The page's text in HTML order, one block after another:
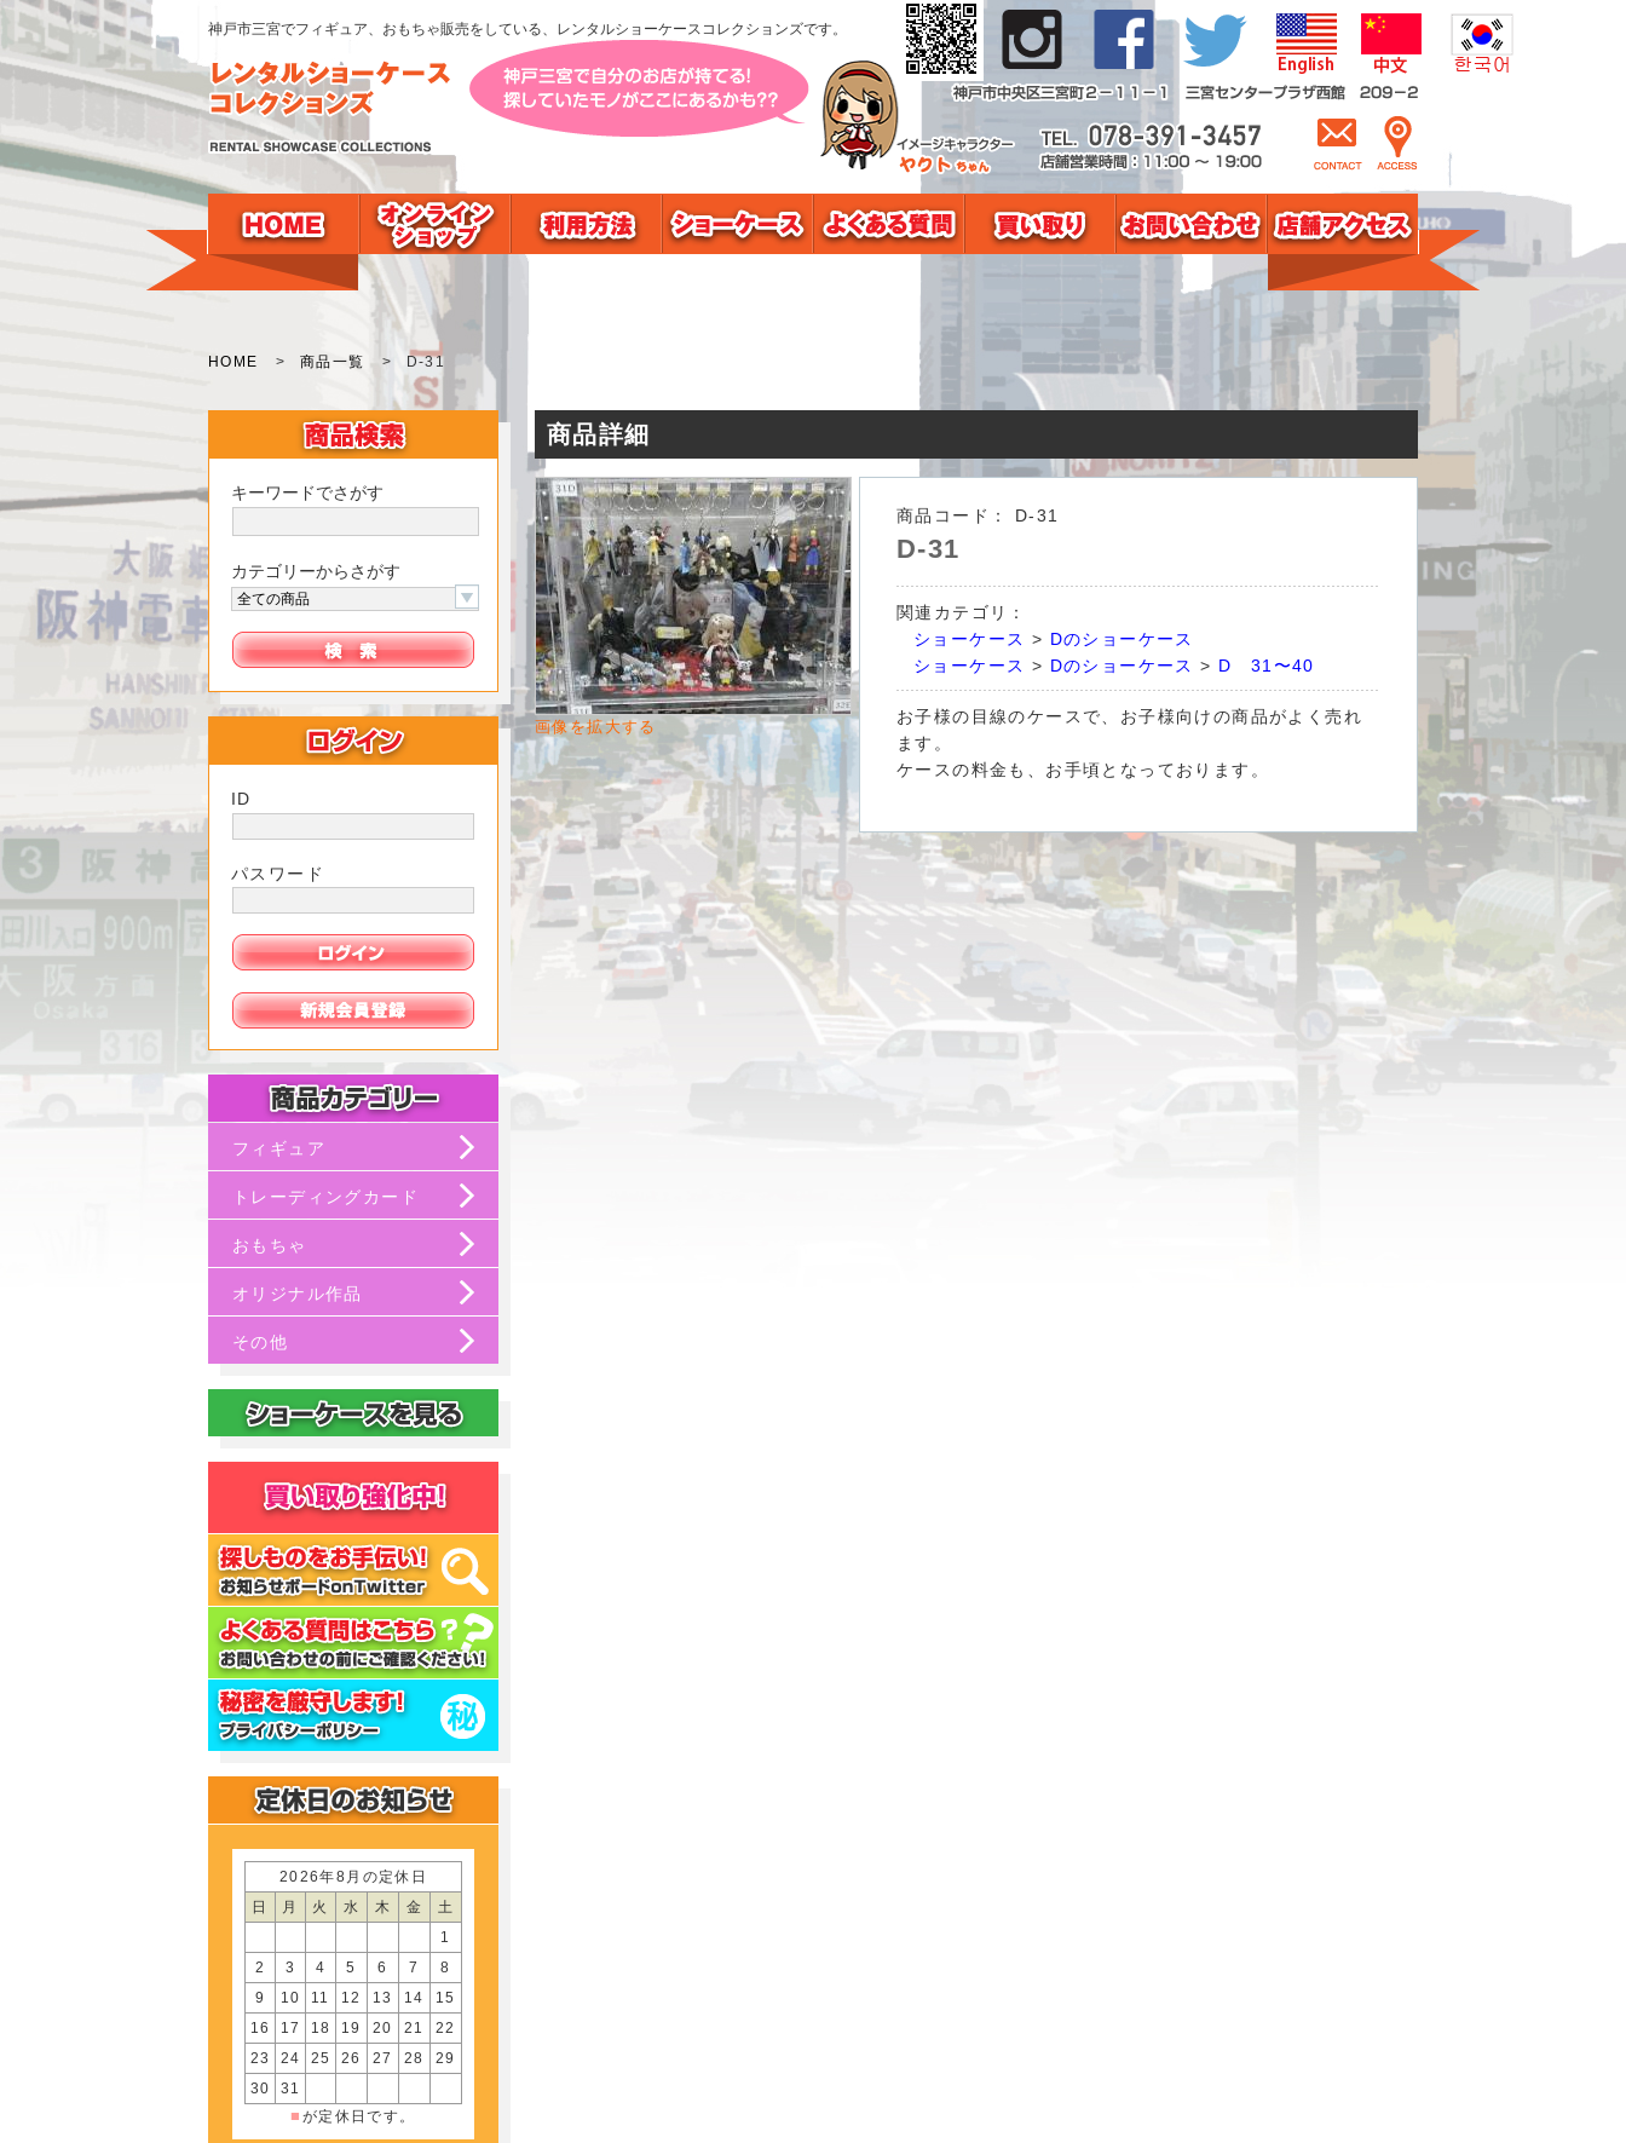
神戸市三宮でフィギュア、おもちゃ販売をしている、レンタルショーケースコレクションズです。
HOME > 商品一覧 > D-31
商品詳細
画像を拡大する
商品コード： D-31
D-31
関連カテゴリ：
ショーケース > Dのショーケース
ショーケース > Dのショーケース > D 31〜40
お子様の目線のケースで、お子様向けの商品がよく売れ
ます。
ケースの料金も、お手頃となっております。
キーワードでさがす
カテゴリーからさがす
ID
パスワード
フィギュア
トレーディングカード
おもちゃ
オリジナル作品
その他
2026年8月の定休日
日
月 火 水 木 金
土
1
2
3 4 5 6 7
8
9
10 11 12 13 14
15
16
17 18 19 20 21
22
23
24 25 26 27 28
29
30
31
■ が定休日です。